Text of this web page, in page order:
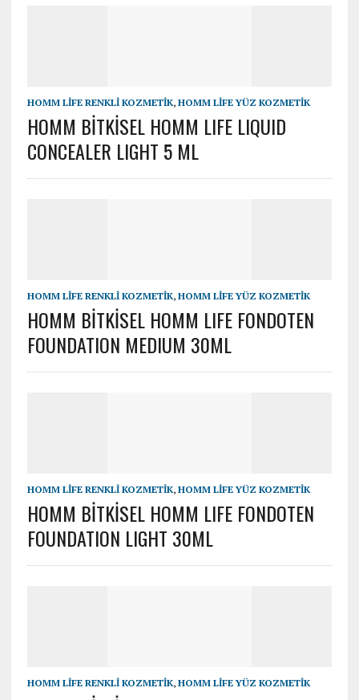
HOMM LİFE RENKLİ KOZMETİK, HOMM LİFE YÜZ KOZMETİK
HOMM BİTKİSEL HOMM LIFE LIQUID
CONCEALER LIGHT 5 ML
HOMM LİFE RENKLİ KOZMETİK, HOMM LİFE YÜZ KOZMETİK
HOMM BİTKİSEL HOMM LIFE FONDOTEN
FOUNDATION MEDIUM 30ML
HOMM LİFE RENKLİ KOZMETİK, HOMM LİFE YÜZ KOZMETİK
HOMM BİTKİSEL HOMM LIFE FONDOTEN
FOUNDATION LIGHT 30ML
HOMM LİFE RENKLİ KOZMETİK, HOMM LİFE YÜZ KOZMETİK